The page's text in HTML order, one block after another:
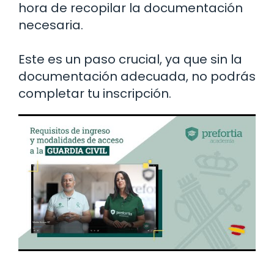
hora de recopilar la documentación
necesaria.
Este es un paso crucial, ya que sin la
documentación adecuada, no podrás
completar tu inscripción.